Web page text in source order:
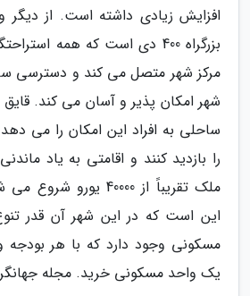
افزایش زیادی داشته است. از دیگر
بزرگراه 400 دی است که همه
مرکز شهر متصل می کند و دسترسی
شهر امکان پذیر و آسان می کند.
ساحلی به افراد این امکان را می
را بازدید کنند و اقامتی به یاد
ملک تقریباً از 40000
این است که در این شهر آن قدر
مسکونی وجود دارد که با هر
یک واحد مسکونی خرید. مجله